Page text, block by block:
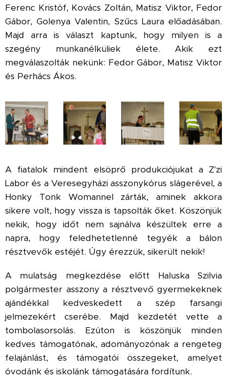
Ferenc Kristóf, Kovács Zoltán, Matisz Viktor, Fedor
Gábor, Golenya Valentin, Szűcs Laura előadásában.
Majd arra is választ kaptunk, hogy milyen is a
szegény munkanélküliek élete. Akik ezt
megválaszolták nekünk: Fedor Gábor, Matisz Viktor
és Perhács Ákos.
A fiatalok mindent elsöprő produkciójukat a Z'zi
Labor és a Veresegyházi asszonykórus slágerével, a
Honky Tonk Womannel zárták, aminek akkora
sikere volt, hogy vissza is tapsolták őket. Köszönjük
nekik, hogy időt nem sajnálva készültek erre a
napra, hogy feledhetetlenné tegyék a bálon
résztvevők estéjét. Úgy érezzük, sikerült nekik!
A mulatság megkezdése előtt Haluska Szilvia
polgármester asszony a résztvevő gyermekeknek
ajándékkal kedveskedett a szép farsangi
jelmezekért cserébe. Majd kezdetét vette a
tombolasorsolás. Ezúton is köszönjük minden
kedves támogatónak, adományozónak a rengeteg
felajánlást, és támogatói összegeket, amelyet
óvodánk és iskolánk támogatására fordítunk.